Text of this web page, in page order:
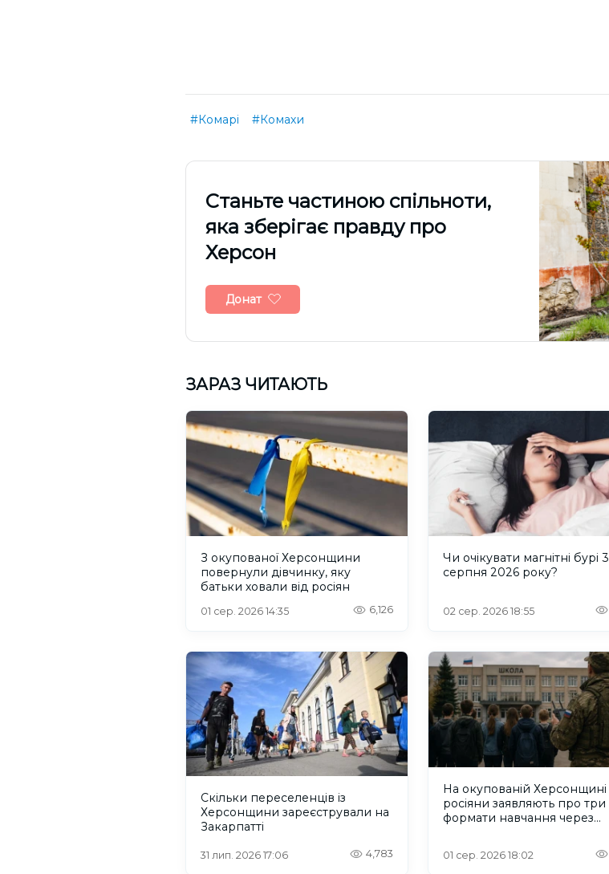
#Комарі #Комахи
Cтаньте частиною спільноти,
яка зберігає правду про
Херсон
Донат
ЗАРАЗ ЧИТАЮТЬ
З окупованої Херсонщини
повернули дівчинку, яку
батьки ховали від росіян
01 сер. 2026 14:35 6,126
Чи очікувати магнітні бурі 3
серпня 2026 року?
02 сер. 2026 18:55
Скільки переселенців із
Херсонщини зареєстрували на
Закарпатті
31 лип. 2026 17:06 4,783
На окупованій Херсонщині
росіяни заявляють про три
формати навчання через
01 сер. 2026 18:02